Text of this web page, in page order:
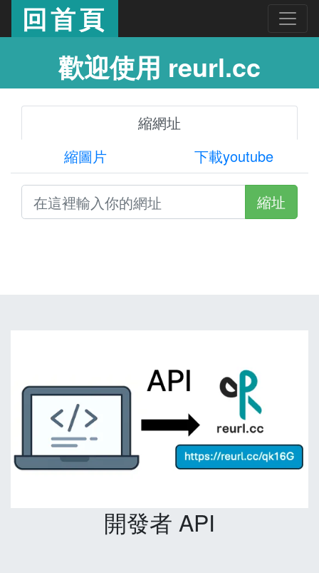
回首頁
歡迎使用 reurl.cc
縮網址
縮圖片
下載youtube
縮址
開發者 API